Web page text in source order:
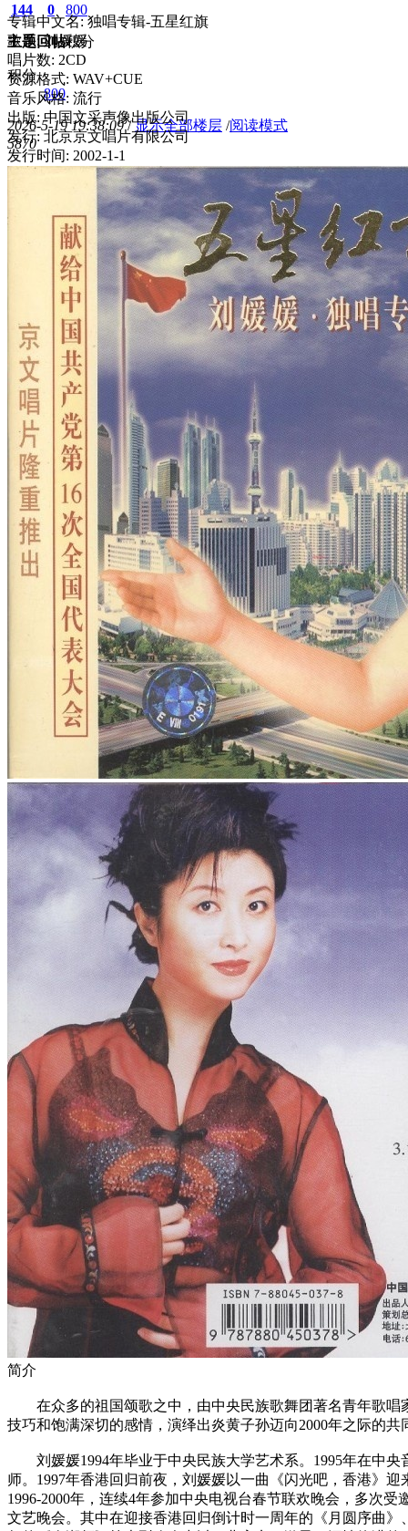
144
主题
0
回帖
800
积分
积分
800
2026-5-19 19:38:09 / 显示全部楼层 /阅读模式
5870
专辑中文名: 独唱专辑-五星红旗
歌手: 刘媛媛
唱片数: 2CD
资源格式: WAV+CUE
音乐风格: 流行
出版: 中国文采声像出版公司
发行: 北京京文唱片有限公司
发行时间: 2002-1-1
简介
在众多的祖国颂歌之中，由中央民族歌舞团著名青年歌唱
技巧和饱满深切的感情，演绎出炎黄子孙迈向2000年之际的共
刘媛媛1994年毕业于中央民族大学艺术系。1995年在中央
师。1997年香港回归前夜，刘媛媛以一曲《闪光吧，香港》
1996-2000年，连续4年参加中央电视台春节联欢晚会，多次
文艺晚会。其中在迎接香港回归倒计时一周年的《月圆序曲